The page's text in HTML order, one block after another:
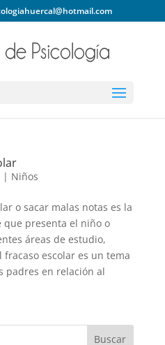
| Niños
o sacar malas notas es la
presenta el niño o
áreas de estudio,
escolar es un tema
padres en relación al